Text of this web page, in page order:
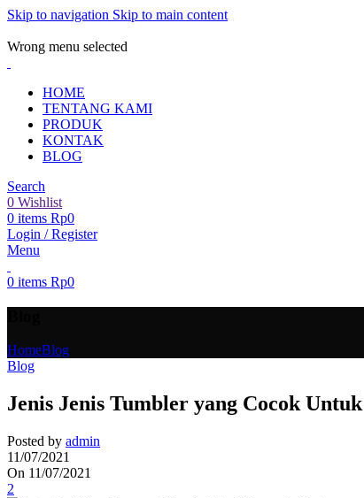
Skip to navigation Skip to main content
Wrong menu selected
HOME
TENTANG KAMI
PRODUK
KONTAK
BLOG
Search
0 Wishlist
0 items Rp0
Login / Register
Menu
0 items Rp0
HomeBlog
Blog
Jenis Jenis Tumbler yang Cocok
Posted by admin
11/07/2021
On 11/07/2021
2